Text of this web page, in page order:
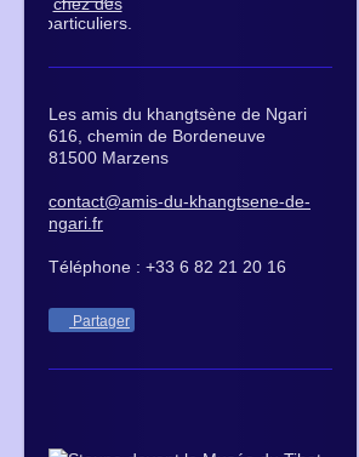
Les amis du khangtsène de Ngari
616, chemin de Bordeneuve
81500 Marzens
contact@amis-du-khangtsene-de-
ngari.fr
Téléphone : +33 6 82 21 20 16
Partager